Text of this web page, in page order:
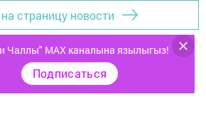
страницу новости
Чаллы" MAX каналына язылыгыз!
Подписаться